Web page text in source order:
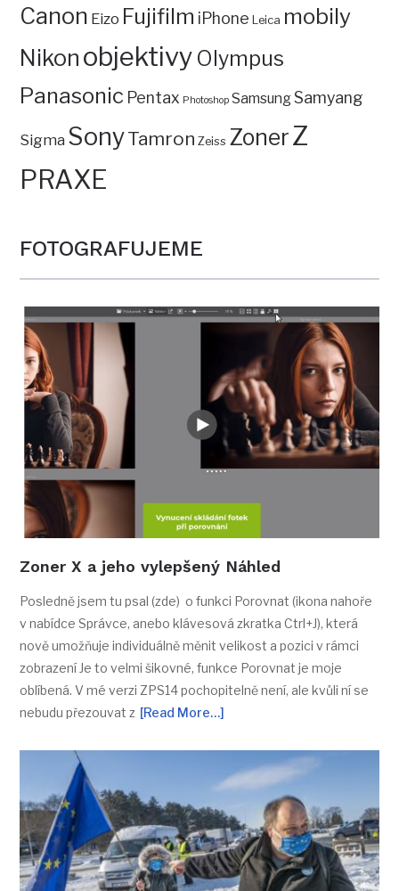
Canon Eizo Fujifilm iPhone Leica mobily
Nikon objektivy Olympus
Panasonic Pentax Photoshop SamsungSamyang
Sigma SonyTamron Zeiss ZonerZ
PRAXE
FOTOGRAFUJEME
Zoner X a jeho vylepšený Náhled
Posledně jsem tu psal (zde) o funkci Porovnat (ikona nahoře
v nabídce Správce, anebo klávesová zkratka Ctrl+J), která
nově umožňuje individuálně měnit velikost a pozici v rámci
zobrazení Je to velmi šikovné, funkce Porovnat je moje
oblíbená. V mé verzi ZPS14 pochopitelně není, ale kvůli ní se
nebudu přezouvat z [Read More…]